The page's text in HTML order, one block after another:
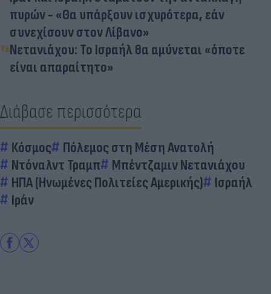
πυρών - «Θα υπάρξουν ισχυρότερα, εάν
συνεχίσουν στον Λίβανο»
Νετανιάχου: Το Ισραήλ θα αμύνεται «όποτε
είναι απαραίτητο»
Διάβασε περισσότερα
Κόσμος
Πόλεμος στη Μέση Ανατολή
Ντόναλντ Τραμπ
Μπέντζαμιν Νετανιάχου
ΗΠΑ (Ηνωμένες Πολιτείες Αμερικής)
Ισραήλ
Ιράν